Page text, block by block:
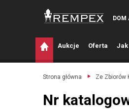
DOM
Aukcje Oferta J
Strona główna Ze Zbiorów
Nr